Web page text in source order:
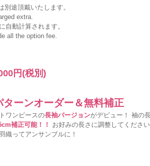
別途頂戴いたします。
extra.
自動計算されます。
all the option fee.
円(税別)
ターンオーダー＆無料補正
ワンピースの長袖バージョンがデビュー！ 袖の
補正可能！！
お好みの長さに調整してくださ
織ってアンサンブルに！